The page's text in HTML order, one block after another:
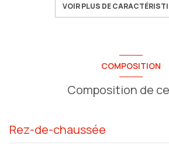
Chauffage individuel : radiateur
VOIR PLUS DE
COMPOSITION
Composition de
Rez-de-chaussée